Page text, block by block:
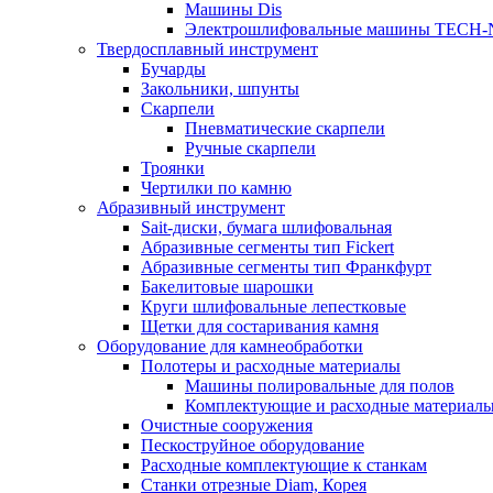
Машины Dis
Электрошлифовальные машины TECH-
Твердосплавный инструмент
Бучарды
Закольники, шпунты
Скарпели
Пневматические скарпели
Ручные скарпели
Троянки
Чертилки по камню
Абразивный инструмент
Sait-диски, бумага шлифовальная
Абразивные сегменты тип Fickert
Абразивные сегменты тип Франкфурт
Бакелитовые шарошки
Круги шлифовальные лепестковые
Щетки для состаривания камня
Оборудование для камнеобработки
Полотеры и расходные материалы
Машины полировальные для полов
Комплектующие и расходные
Очистные сооружения
Пескоструйное оборудование
Расходные комплектующие к станкам
Станки отрезные Diam, Корея